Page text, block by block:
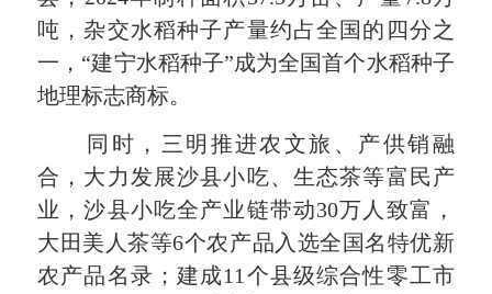
吨，杂交水稻种子产量约占全国的四分之
一，“建宁水稻种子”成为全国首个水稻种子
地理标志商标。
同时，三明推进农文旅、产供销融
合，大力发展沙县小吃、生态茶等富民产
业，沙县小吃全产业链带动30万人致富，
大田美人茶等6个农产品入选全国名特优新
农产品名录；建成11个县级综合性零工市